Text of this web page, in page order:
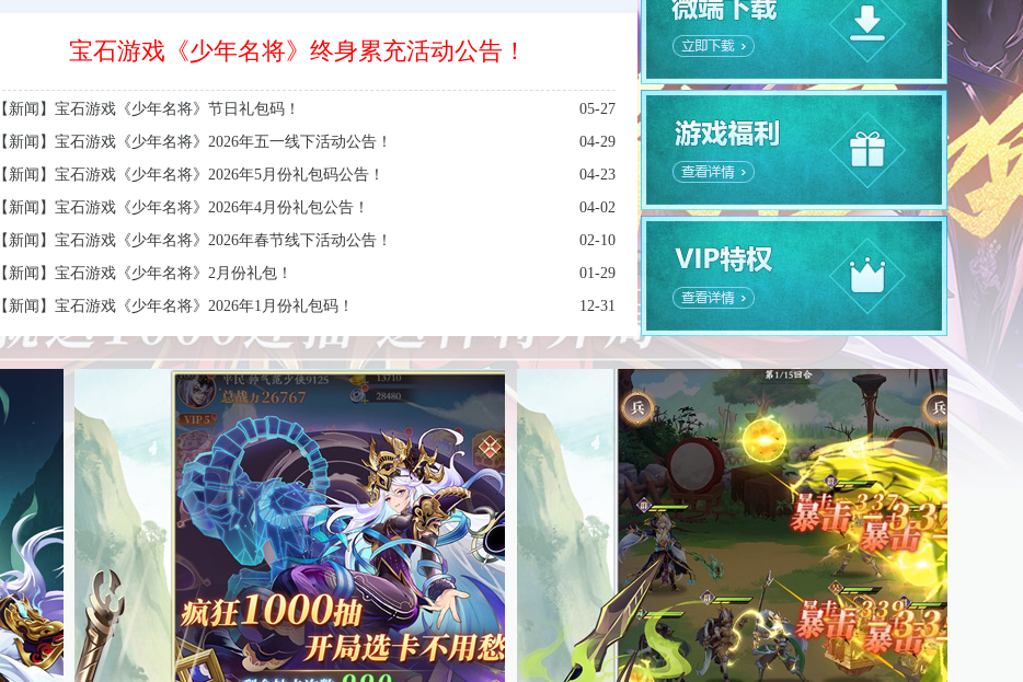
宝石游戏《少年名将》终身累充活动公告！
【新闻】宝石游戏《少年名将》节日礼包码！
05-27
【新闻】宝石游戏《少年名将》2026年五一线下活动公告！
04-29
【新闻】宝石游戏《少年名将》2026年5月份礼包码公告！
04-23
【新闻】宝石游戏《少年名将》2026年4月份礼包公告！
04-02
【新闻】宝石游戏《少年名将》2026年春节线下活动公告！
02-10
【新闻】宝石游戏《少年名将》2月份礼包！
01-29
【新闻】宝石游戏《少年名将》2026年1月份礼包码！
12-31